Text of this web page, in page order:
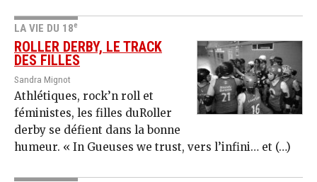
LA VIE DU 18e
ROLLER DERBY, LE TRACK
DES FILLES
Sandra Mignot
Athlétiques, rock’n roll et
féministes, les filles duRoller
derby se défient dans la bonne
humeur. « In Gueuses we trust, vers l’infini… et (…)